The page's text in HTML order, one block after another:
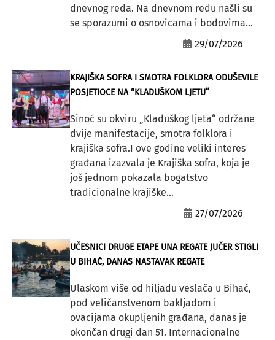
dnevnog reda. Na dnevnom redu našli su
se sporazumi o osnovicama i bodovima...
29/07/2026
KRAJIŠKA SOFRA I SMOTRA FOLKLORA ODUŠEVILE
POSJETIOCE NA “KLADUŠKOM LJETU”
Sinoć su okviru „Kladuškog ljeta“ održane
dvije manifestacije, smotra folklora i
krajiška sofra.I ove godine veliki interes
građana izazvala je Krajiška sofra, koja je
još jednom pokazala bogatstvo
tradicionalne krajiške...
27/07/2026
UČESNICI DRUGE ETAPE UNA REGATE JUČER STIGLI
U BIHAĆ, DANAS NASTAVAK REGATE
Ulaskom više od hiljadu veslača u Bihać,
pod veličanstvenom bakljadom i
ovacijama okupljenih građana, danas je
okončan drugi dan 51. Internacionalne